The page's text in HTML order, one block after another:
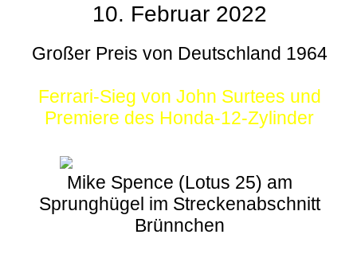
10. Februar 2022
Großer Preis von Deutschland 1964
Ferrari-Sieg von John Surtees und
Premiere des Honda-12-Zylinder
Mike Spence (Lotus 25) am
Sprunghügel im Streckenabschnitt
Brünnchen